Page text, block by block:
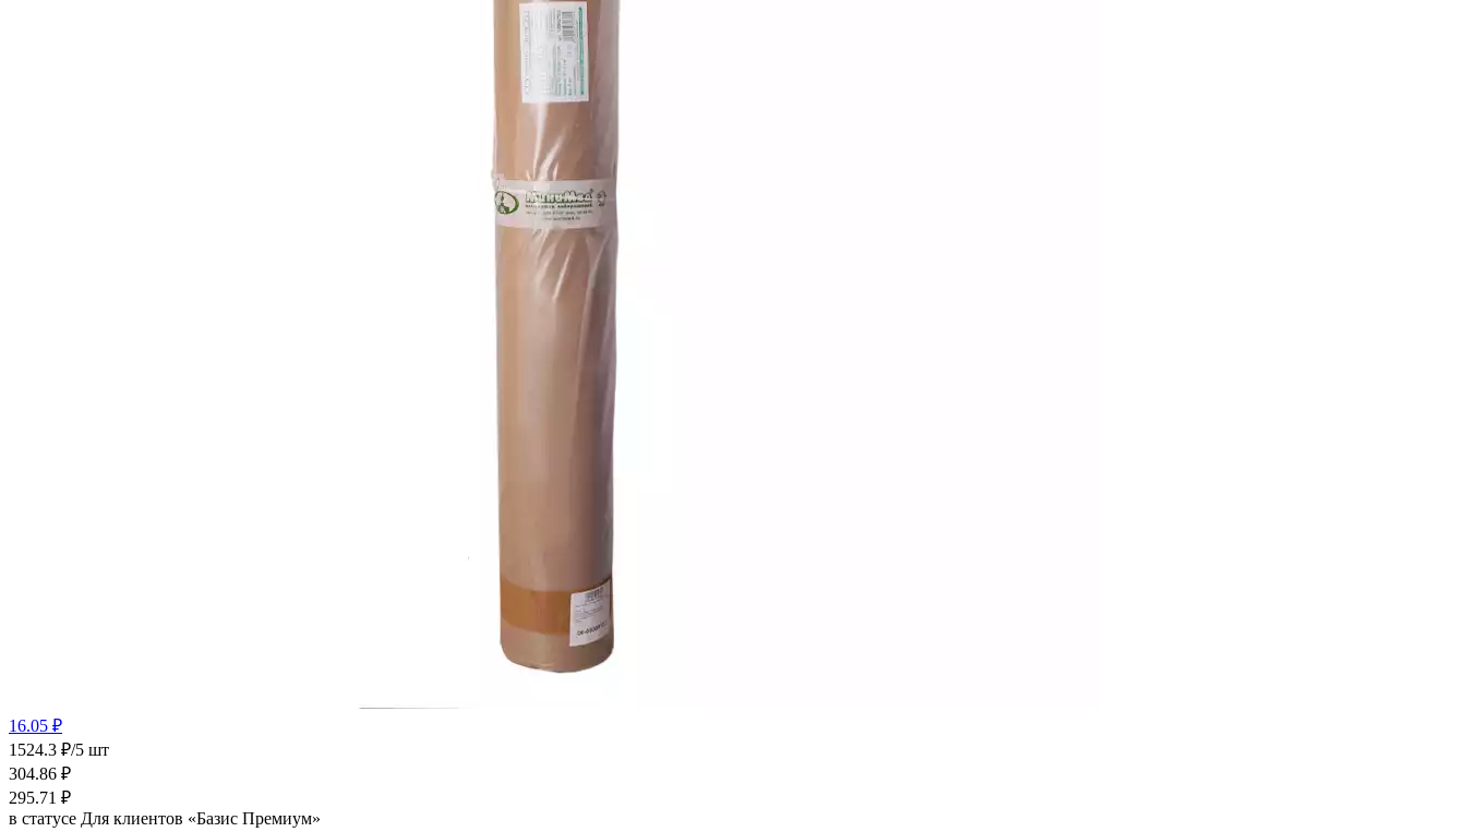
16.05 ₽
1524.3 ₽/5 шт
304.86 ₽
295.71 ₽
в статусе Для клиентов «Базис Премиум»